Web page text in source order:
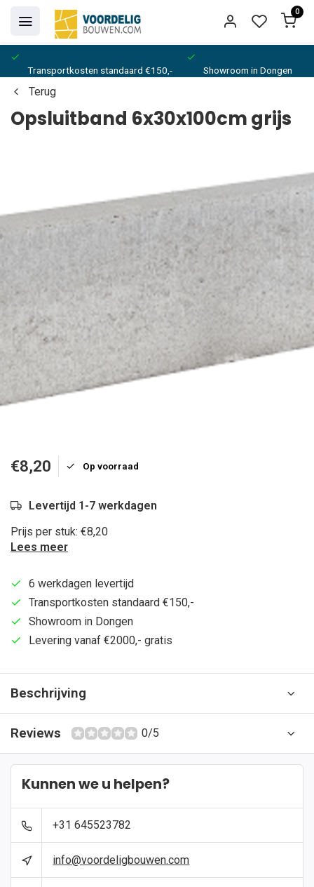
0
Transportkosten standaard €150,- Showroom in Dongen
Terug
Opsluitband 6x30x100cm grijs
€8,20 Op voorraad
Levertijd 1-7 werkdagen
Prijs per stuk: €8,20
Lees meer
6 werkdagen levertijd
Transportkosten standaard €150,-
Showroom in Dongen
Levering vanaf €2000,- gratis
Beschrijving
Reviews 0/5
Kunnen we u helpen?
+31 645523782
info@voordeligbouwen.com